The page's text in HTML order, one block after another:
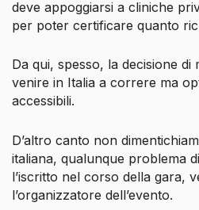
deve appoggiarsi a cliniche
per poter certificare quanto
Da qui, spesso, la decisione di
venire in Italia a correre ma
accessibili.
D’altro canto non
italiana, qualunque problema
l’iscritto nel corso della gara,
l’organizzatore dell’evento.